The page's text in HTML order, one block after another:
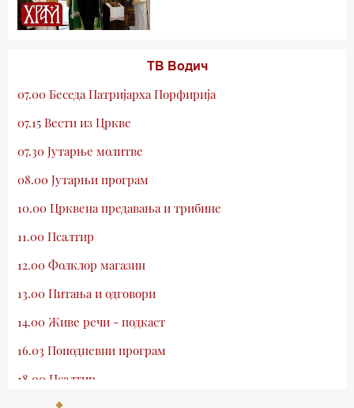
ТВ Водич
07.00 Беседа Патријарха Порфирија
07.15 Вести из Цркве
07.30 Јутарње молитве
08.00 Јутарњи програм
10.00 Црквена предавања и трибине
11.00 Псалтир
12.00 Фолклор магазин
13.00 Питања и одговори
14.00 Живе речи - подкаст
16.03 Поподневни програм
18.00 Псалтир